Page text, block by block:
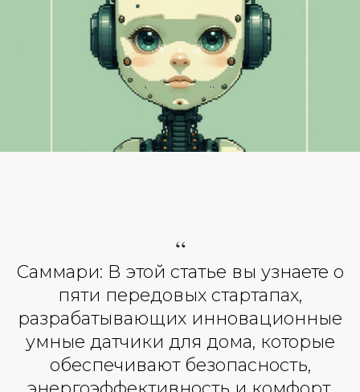
“
Саммари: В этой статье вы узнаете о
пяти передовых стартапах,
разрабатывающих инновационные
умные датчики для дома, которые
обеспечивают безопасность,